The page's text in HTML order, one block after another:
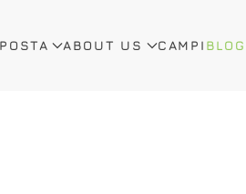
ABOUT US CAMPI BLOG